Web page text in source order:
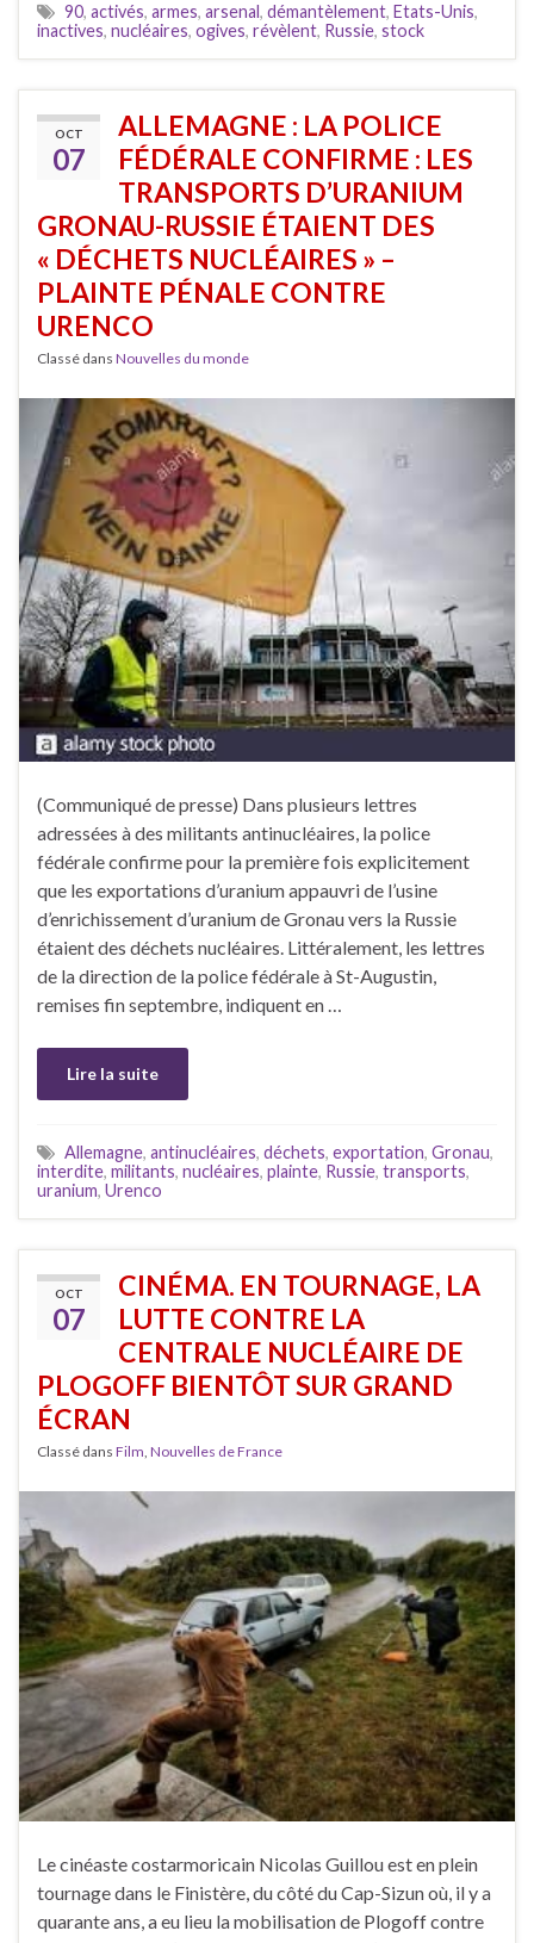
90, activés, armes, arsenal, démantèlement, Etats-Unis,
inactives, nucléaires, ogives, révèlent, Russie, stock
OCT
07
ALLEMAGNE : LA POLICE
FÉDÉRALE CONFIRME : LES
TRANSPORTS D’URANIUM
GRONAU-RUSSIE ÉTAIENT DES
« DÉCHETS NUCLÉAIRES » –
PLAINTE PÉNALE CONTRE
URENCO
Classé dans Nouvelles du monde
(Communiqué de presse) Dans plusieurs lettres
adressées à des militants antinucléaires, la police
fédérale confirme pour la première fois explicitement
que les exportations d’uranium appauvri de l’usine
d’enrichissement d’uranium de Gronau vers la Russie
étaient des déchets nucléaires. Littéralement, les lettres
de la direction de la police fédérale à St-Augustin,
remises fin septembre, indiquent en …
Lire la suite
Allemagne, antinucléaires, déchets, exportation, Gronau,
interdite, militants, nucléaires, plainte, Russie, transports,
uranium, Urenco
OCT
07
CINÉMA. EN TOURNAGE, LA
LUTTE CONTRE LA
CENTRALE NUCLÉAIRE DE
PLOGOFF BIENTÔT SUR GRAND
ÉCRAN
Classé dans Film, Nouvelles de France
Le cinéaste costarmoricain Nicolas Guillou est en plein
tournage dans le Finistère, du côté du Cap-Sizun où, il y a
quarante ans, a eu lieu la mobilisation de Plogoff contre